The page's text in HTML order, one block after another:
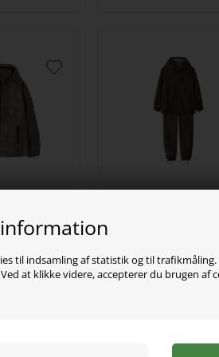
til indsamling af statistik og til
at klikke videre, accepterer du brugen af
Day Leo